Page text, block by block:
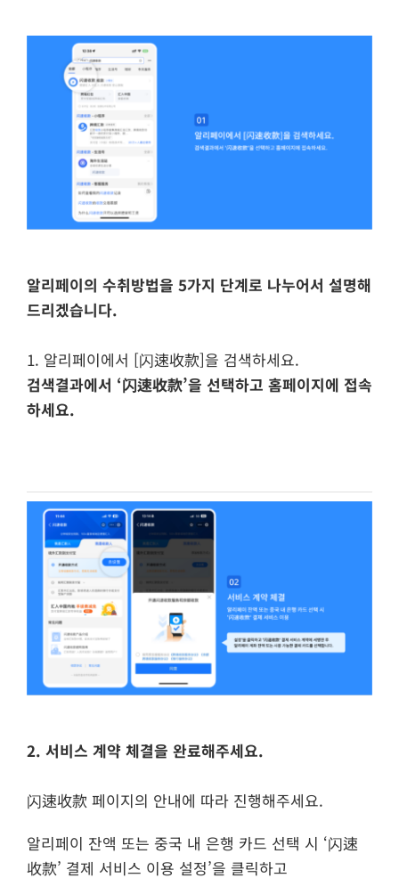
알리페이의 수취방법을 5가지 단계로 나누어서 설명해
드리겠습니다.
1. 알리페이에서 [闪速收款]을 검색하세요.
검색결과에서 ‘闪速收款’을 선택하고 홈페이지에 접속
하세요.
2. 서비스 계약 체결을 완료해주세요.
闪速收款 페이지의 안내에 따라 진행해주세요.
알리페이 잔액 또는 중국 내 은행 카드 선택 시 ‘闪速
收款’ 결제 서비스 이용 설정’을 클릭하고